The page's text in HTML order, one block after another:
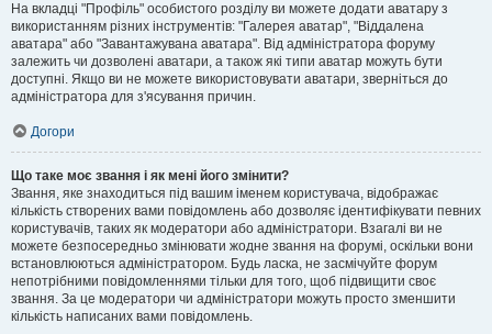
На вкладці "Профіль" особистого розділу ви можете додати аватару з
використанням різних інструментів: "Галерея аватар", "Віддалена
аватара" або "Завантажувана аватара". Від адміністратора форуму
залежить чи дозволені аватари, а також які типи аватар можуть бути
доступні. Якщо ви не можете використовувати аватари, зверніться до
адміністратора для з'ясування причин.
Догори
Що таке моє звання і як мені його змінити?
Звання, яке знаходиться під вашим іменем користувача, відображає
кількість створених вами повідомлень або дозволяє ідентифікувати певних
користувачів, таких як модератори або адміністратори. Взагалі ви не
можете безпосередньо змінювати жодне звання на форумі, оскільки вони
встановлюються адміністратором. Будь ласка, не засмічуйте форум
непотрібними повідомленнями тільки для того, щоб підвищити своє
звання. За це модератори чи адміністратори можуть просто зменшити
кількість написаних вами повідомлень.